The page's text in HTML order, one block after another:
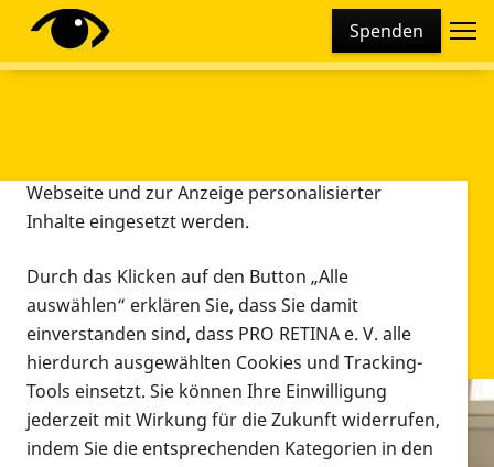
Spenden
Infomaterial
Infomaterial
Diese Webseite setzt verschiedene Cookies und
Tracking-Tools ein. Dies beinhaltet Cookies und
Webseite und zur Anzeige personalisierter
Inhalte eingesetzt werden.
Durch das Klicken auf den Button „Alle
auswählen“ erklären Sie, dass Sie damit
einverstanden sind, dass PRO RETINA e. V. alle
hierdurch ausgewählten Cookies und Tracking-
Tools einsetzt. Sie können Ihre Einwilligung
jederzeit mit Wirkung für die Zukunft widerrufen,
indem Sie die entsprechenden Kategorien in den